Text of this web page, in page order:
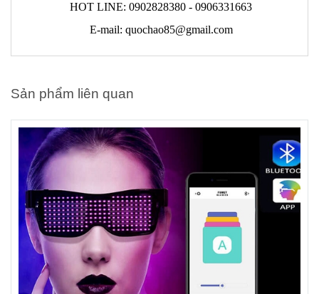
HOT LINE: 0902828380 - 0906331663
E-mail: quochao85@gmail.com
Sản phẩm liên quan